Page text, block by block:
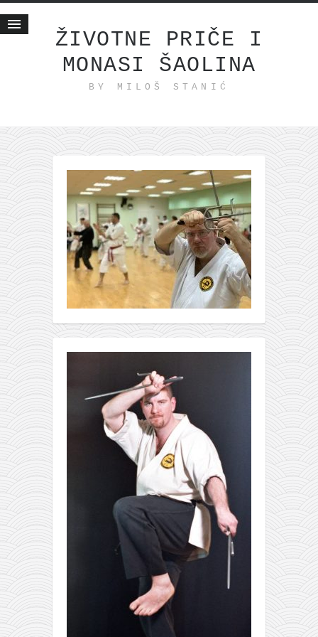
ŽIVOTNE PRIČE I
MONASI ŠAOLINA
BY MILOŠ STANIĆ
Životne priče
internet poslovanje
ishranom do zdravlja
moj haiku
momenti i mesta
bonus sadržaj
Svetlopis
zakonopravilo
duhovni otac
pravoslavlje
zabranjena istorija
porodične priče
umesto tvitera
azbuki i knjige
najnovije na blogu
istorija karatea